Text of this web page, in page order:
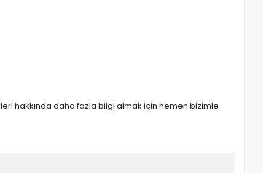
hakkında daha fazla bilgi almak için hemen bizimle